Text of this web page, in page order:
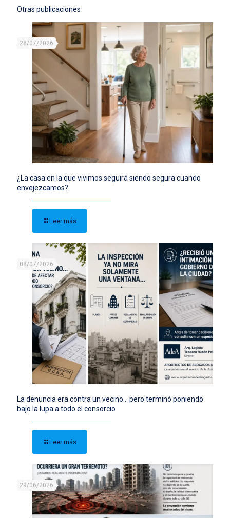
Otras publicaciones
28/07/2026
¿La casa en la que vivimos seguirá siendo segura cuando
envejezcamos?
Leer más
08/07/2026
La denuncia era contra un vecino… pero terminó poniendo
bajo la lupa a todo el consorcio
Leer más
29/06/2026